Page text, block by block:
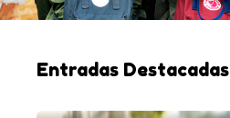
Entradas Destacadas